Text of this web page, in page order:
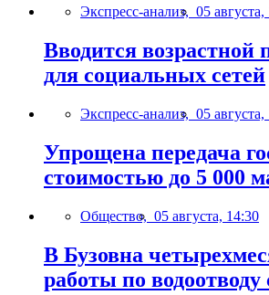
Экспресс-анализ, 05
Вводится возрастной
для социальных сетей
Экспресс-анализ, 05 августа,
Упрощена передача
стоимостью до 5 000
Общество, 05 августа, 14:30
В Бузовна
работы по водоотводу